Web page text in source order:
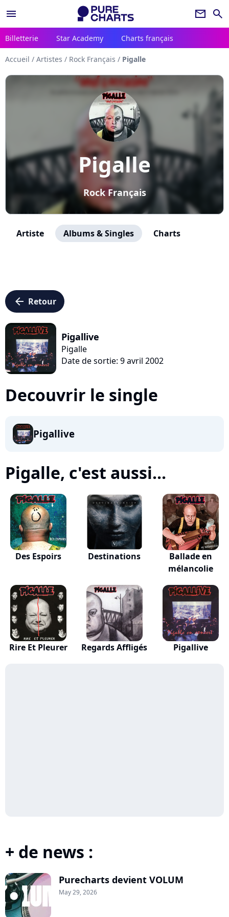
menu newsletter search
Billetterie Star Academy Charts français
Accueil / Artistes / Rock Français / Pigalle
Pigalle
Rock Français
Artiste Albums & Singles Charts
arrow_left Retour
Pigallive
Pigalle
Date de sortie: 9 avril 2002
Decouvrir le single
Pigallive
Pigalle, c'est aussi...
Des Espoirs Destinations
Ballade en
mélancolie
Rire Et Pleurer Regards Affligés Pigallive
+ de news :
Purecharts devient VOLUM
May 29, 2026